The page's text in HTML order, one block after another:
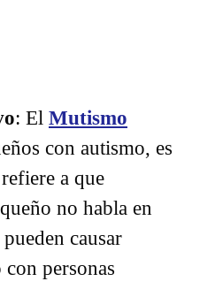
: El Mutismo
con autismo, es
a que
no habla en
causar
personas